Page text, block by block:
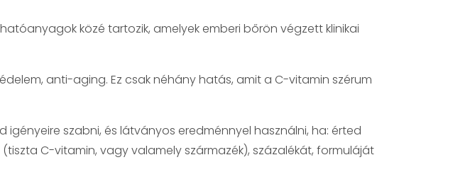
közé tartozik, amelyek emberi bőrön végzett klinikai
anti-aging. Ez csak néhány hatás, amit a C-vitamin szérum
szabni, és látványos eredménnyel használni, ha: érted
C-vitamin, vagy valamely származék), százalékát, formuláját